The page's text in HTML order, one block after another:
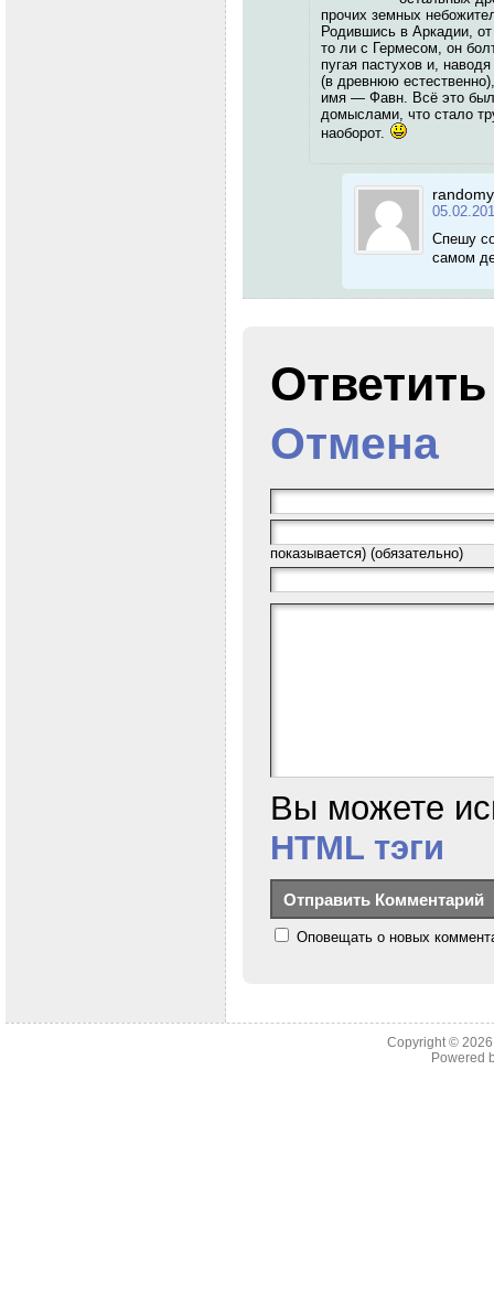
прочих земных
Родившись в Аркадии,
то ли с Гермесом, он
пугая пастухов и,
(в древнюю
имя — Фавн. Всё это
домыслами, что стало
наоборот.
Спешу
самом
Отмена
показывается) (обязательно)
Вы можете
HTML тэги
Оповещать о новых
Copyright ©
Powered